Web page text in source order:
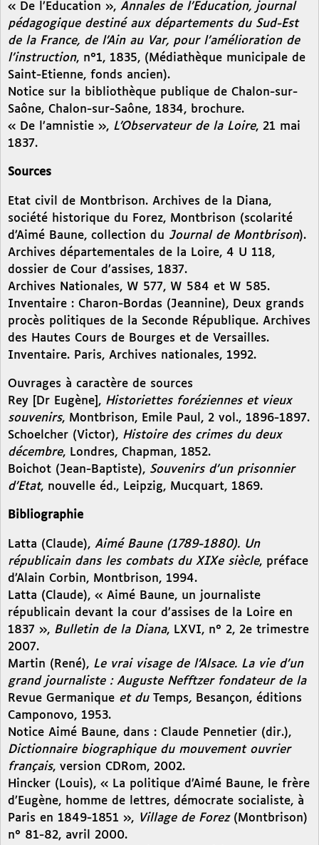
« De l’Education », Annales de l’Education, journal
pédagogique destiné aux départements du Sud-Est
de la France, de l’Ain au Var, pour l’amélioration de
l’instruction, n°1, 1835, (Médiathèque municipale de
Saint-Etienne, fonds ancien).
Notice sur la bibliothèque publique de Chalon-sur-
Saône, Chalon-sur-Saône, 1834, brochure.
« De l’amnistie », L’Observateur de la Loire, 21 mai
1837.
Sources
Etat civil de Montbrison. Archives de la Diana,
société historique du Forez, Montbrison (scolarité
d’Aimé Baune, collection du Journal de Montbrison).
Archives départementales de la Loire, 4 U 118,
dossier de Cour d’assises, 1837.
Archives Nationales, W 577, W 584 et W 585.
Inventaire : Charon-Bordas (Jeannine), Deux grands
procès politiques de la Seconde République. Archives
des Hautes Cours de Bourges et de Versailles.
Inventaire. Paris, Archives nationales, 1992.
Ouvrages à caractère de sources
Rey [Dr Eugène], Historiettes foréziennes et vieux
souvenirs, Montbrison, Emile Paul, 2 vol., 1896-1897.
Schoelcher (Victor), Histoire des crimes du deux
décembre, Londres, Chapman, 1852.
Boichot (Jean-Baptiste), Souvenirs d’un prisonnier
d’Etat, nouvelle éd., Leipzig, Mucquart, 1869.
Bibliographie
Latta (Claude), Aimé Baune (1789-1880). Un
républicain dans les combats du XIXe siècle, préface
d’Alain Corbin, Montbrison, 1994.
Latta (Claude), « Aimé Baune, un journaliste
républicain devant la cour d’assises de la Loire en
1837 », Bulletin de la Diana, LXVI, n° 2, 2e trimestre
2007.
Martin (René), Le vrai visage de l’Alsace. La vie d’un
grand journaliste : Auguste Nefftzer fondateur de la
Revue Germanique et du Temps, Besançon, éditions
Camponovo, 1953.
Notice Aimé Baune, dans : Claude Pennetier (dir.),
Dictionnaire biographique du mouvement ouvrier
français, version CDRom, 2002.
Hincker (Louis), « La politique d’Aimé Baune, le frère
d’Eugène, homme de lettres, démocrate socialiste, à
Paris en 1849-1851 », Village de Forez(Montbrison)
n° 81-82, avril 2000.